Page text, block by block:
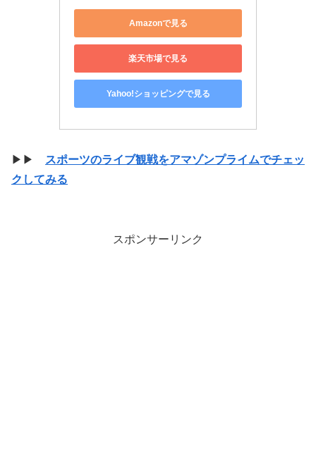
Amazonで見る
楽天市場で見る
Yahoo!ショッピングで見る
▶▶
スポーツのライブ観戦をアマゾンプライムでチェッ
クしてみる
スポンサーリンク